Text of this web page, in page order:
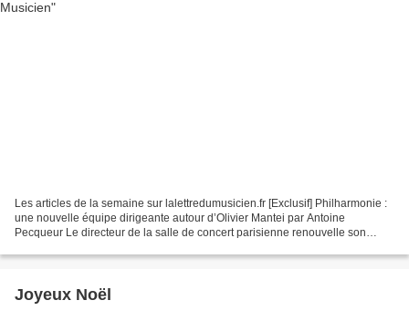
Les articles de la semaine sur lalettredumusicien.fr [Exclusif] Philharmonie :
une nouvelle équipe dirigeante autour d’Olivier Mantei par Antoine
Pecqueur Le directeur de la salle de concert parisienne renouvelle son
Joyeux Noël